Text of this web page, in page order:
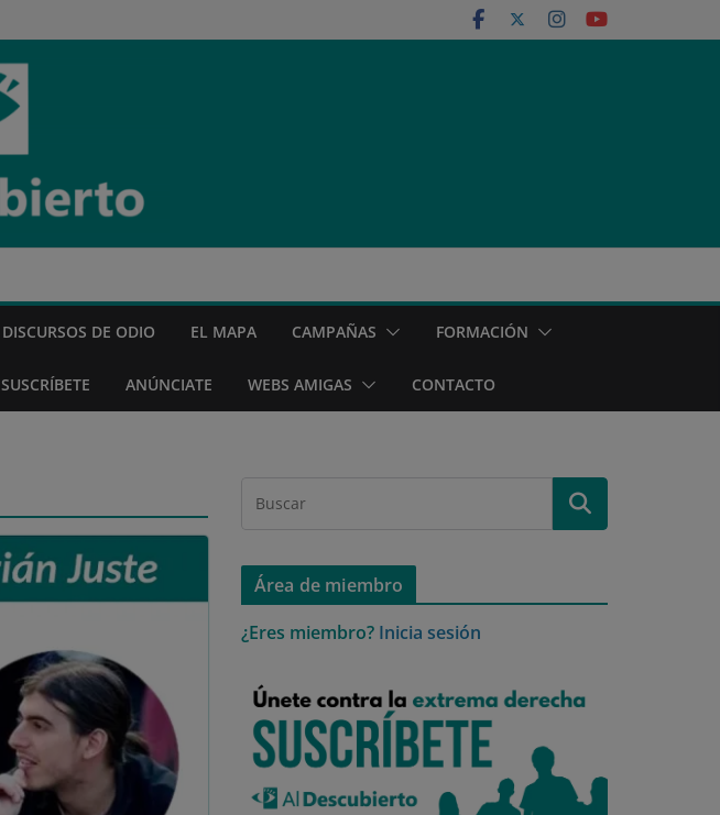
DISCURSOS DE ODIO EL MAPA CAMPAÑAS FORMACIÓN
SUSCRÍBETE ANÚNCIATE WEBS AMIGAS CONTACTO
Área de miembro
¿Eres miembro? Inicia sesión